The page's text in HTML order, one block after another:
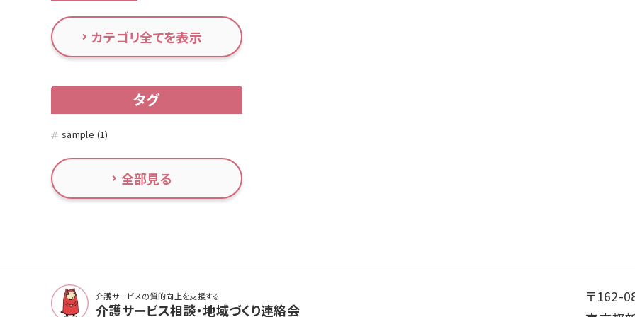
カテゴリ全てを表示
タグ
sample (1)
全部見る
介護サービスの質的向上を支援する
介護サービス相談・地域づくり連絡会
〒162-